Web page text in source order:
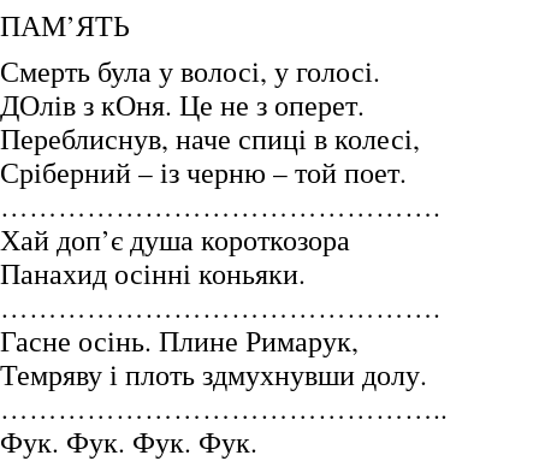
ПАМ’ЯТЬ
Смерть була у волосі, у голосі.
ДОлів з кОня. Це не з оперет.
Переблиснув, наче спиці в колесі,
Сріберний – із черню – той поет.
……………………………………….
Хай доп’є душа короткозора
Панахид осінні коньяки.
……………………………………….
Гасне осінь. Плине Римарук,
Темряву і плоть здмухнувши долу.
………………………………………..
Фук. Фук. Фук. Фук.